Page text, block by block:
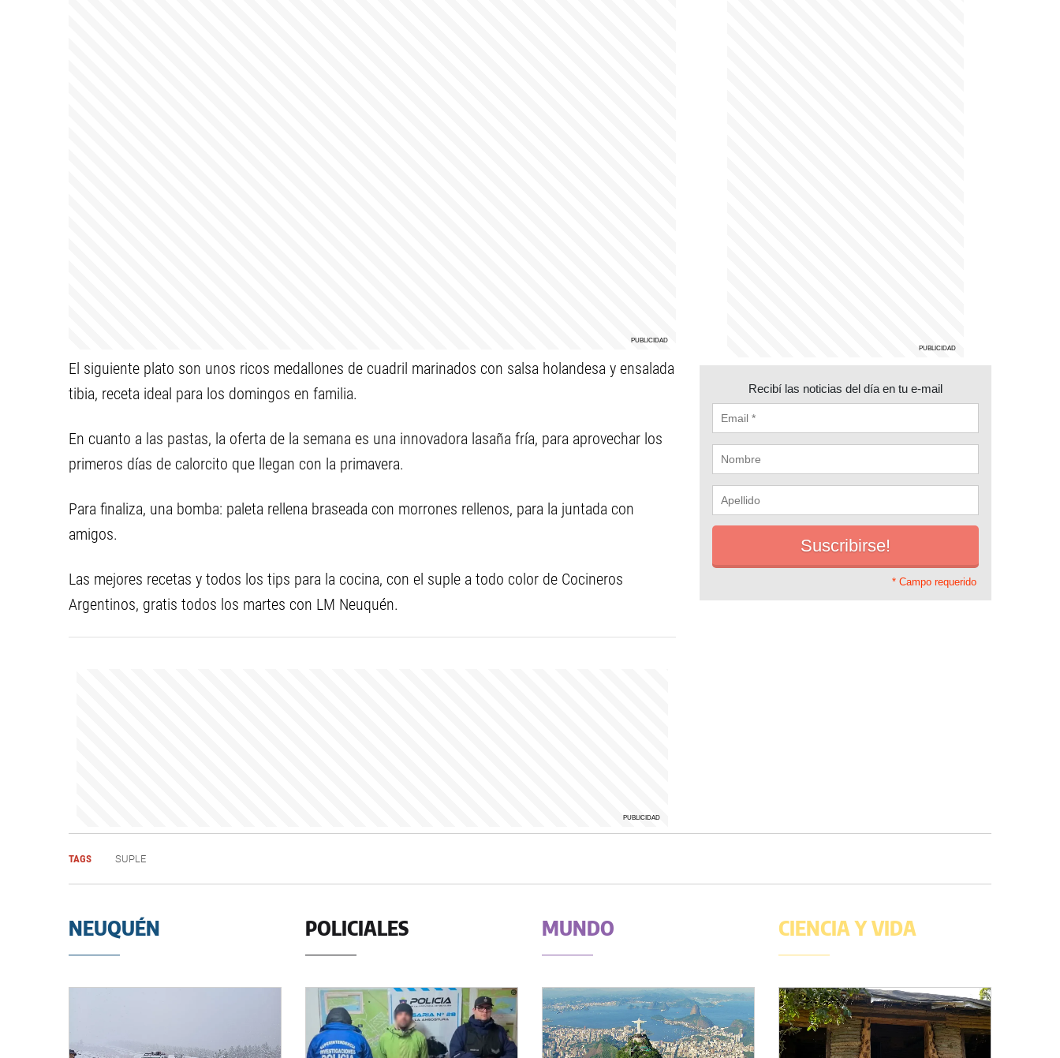
El siguiente plato son unos ricos medallones de cuadril marinados con salsa holandesa y ensalada
tibia, receta ideal para los domingos en familia.
En cuanto a las pastas, la oferta de la semana es una innovadora lasaña fría, para aprovechar los
primeros días de calorcito que llegan con la primavera.
Para finaliza, una bomba: paleta rellena braseada con morrones rellenos, para la juntada con
amigos.
Las mejores recetas y todos los tips para la cocina, con el suple a todo color de Cocineros
Argentinos, gratis todos los martes con LM Neuquén.
Recibí las noticias del día en tu e-mail
* Campo requerido
TAGS SUPLE
NEUQUÉN POLICIALES MUNDO CIENCIA Y VIDA